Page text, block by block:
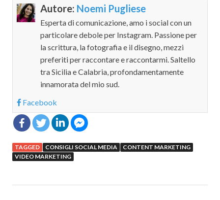
Autore: Noemi Pugliese
Esperta di comunicazione, amo i social con un
particolare debole per Instagram. Passione per
la scrittura, la fotografia e il disegno, mezzi
preferiti per raccontare e raccontarmi. Saltello
tra Sicilia e Calabria, profondamentamente
innamorata del mio sud.
Facebook
TAGGED CONSIGLI SOCIAL MEDIA
CONTENT MARKETING
VIDEO MARKETING